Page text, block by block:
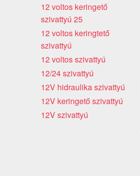
12 voltos keringető
szivattyú 25
12 voltos keringtető
szivattyú
12 voltos szivattyú
12/24 szivattyú
12V hidraulika szivattyú
12V keringető szivattyú
12V szivattyú